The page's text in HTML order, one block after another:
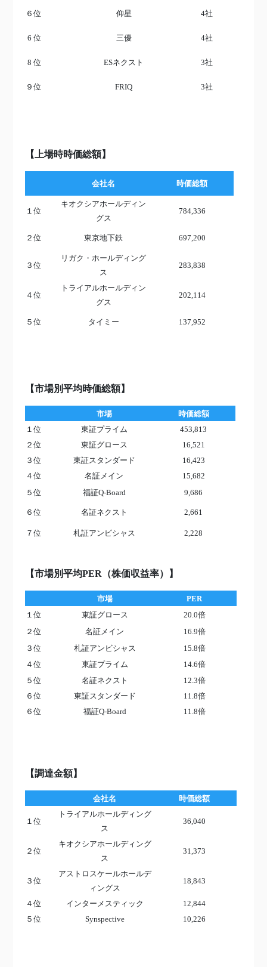
６位 仰星 4社
6 位 三優 4社
8 位 ESネクスト 3社
９位 FRIQ 3社
【上場時時価総額】
会社名 時価総額
１位
キオクシアホールディン
グス
784,336
２位 東京地下鉄 697,200
３位
リガク・ホールディング
ス
283,838
４位
トライアルホールディン
グス
202,114
５位 タイミー 137,952
【市場別平均時価総額】
市場
時価総額
１位
東証プライム
453,813
２位
東証グロース
16,521
３位
東証スタンダード
16,423
４位
名証メイン
15,682
５位
福証Q-Board 9,686
６位 名証ネクスト 2,661
７位 札証アンビシャス 2,228
【市場別平均PER（株価収益率）】
市場
PER
１位
東証グロース
20.0倍
２位
名証メイン
16.9倍
３位
札証アンビシャス
15.8倍
４位
東証プライム
14.6倍
５位
名証ネクスト
12.3倍
６位
東証スタンダード
11.8倍
６位
福証Q-Board 11.8倍
【調達金額】
会社名 時価総額
１位
トライアルホールディング
ス
36,040
２位
キオクシアホールディング
ス
31,373
３位
アストロスケールホールデ
ィングス
18,843
４位 インターメスティック
12,844
５位
Synspective 10,226